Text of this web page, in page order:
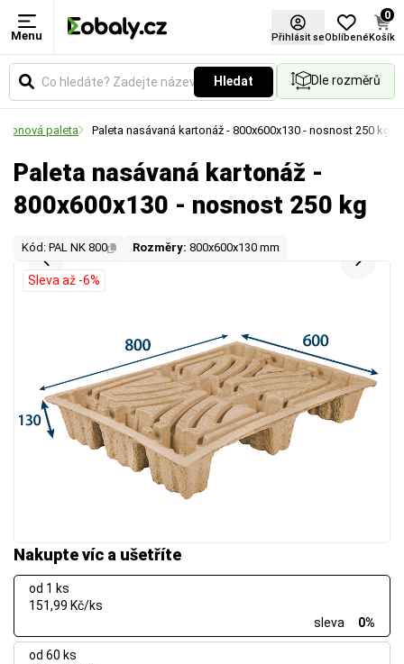
Menu Přihlásit seOblíbené
0
Košík
Hledat Dle rozměrů
paleta Paleta nasávaná kartonáž - 800x600x130 - nosnost 250 kg
Paleta nasávaná kartonáž -
800x600x130 - nosnost 250 kg
Kód: PAL NK 800 Rozměry: 800x600x130 mm
Nakupte víc a ušetříte
od 1 ks
151,99 Kč/ks
sleva
0%
od 60 ks
Sleva až -6%